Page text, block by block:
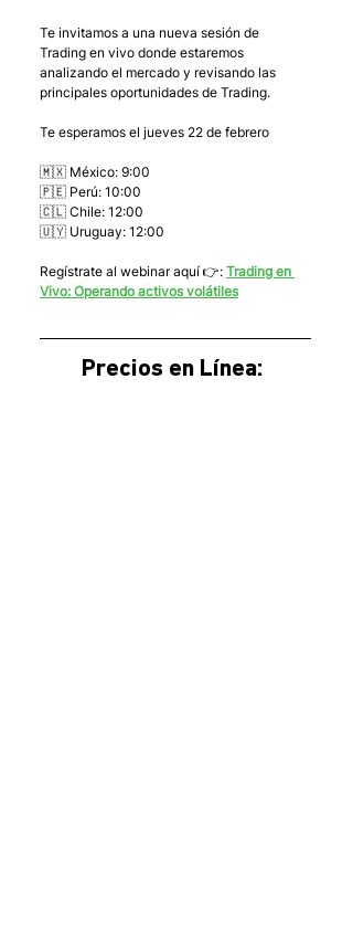
Te invitamos a una nueva sesión de
Trading en vivo donde estaremos
analizando el mercado y revisando las
principales oportunidades de Trading.
Te esperamos el jueves 22 de febrero
🇲🇽 México: 9:00
🇵🇪 Perú: 10:00
🇨🇱 Chile: 12:00
🇺🇾 Uruguay: 12:00
Regístrate al webinar aquí 👉: Trading en
Vivo: Operando activos volátiles
Precios en Línea: